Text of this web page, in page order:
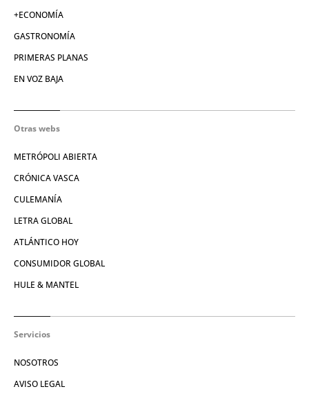
+ECONOMÍA
GASTRONOMÍA
PRIMERAS PLANAS
EN VOZ BAJA
Otras webs
METRÓPOLI ABIERTA
CRÓNICA VASCA
CULEMANÍA
LETRA GLOBAL
ATLÁNTICO HOY
CONSUMIDOR GLOBAL
HULE & MANTEL
Servicios
NOSOTROS
AVISO LEGAL